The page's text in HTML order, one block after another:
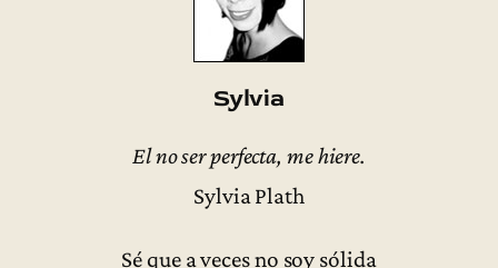
Sylvia
El no ser perfecta, me hiere.
Sylvia Plath
Sé que a veces no soy sólida